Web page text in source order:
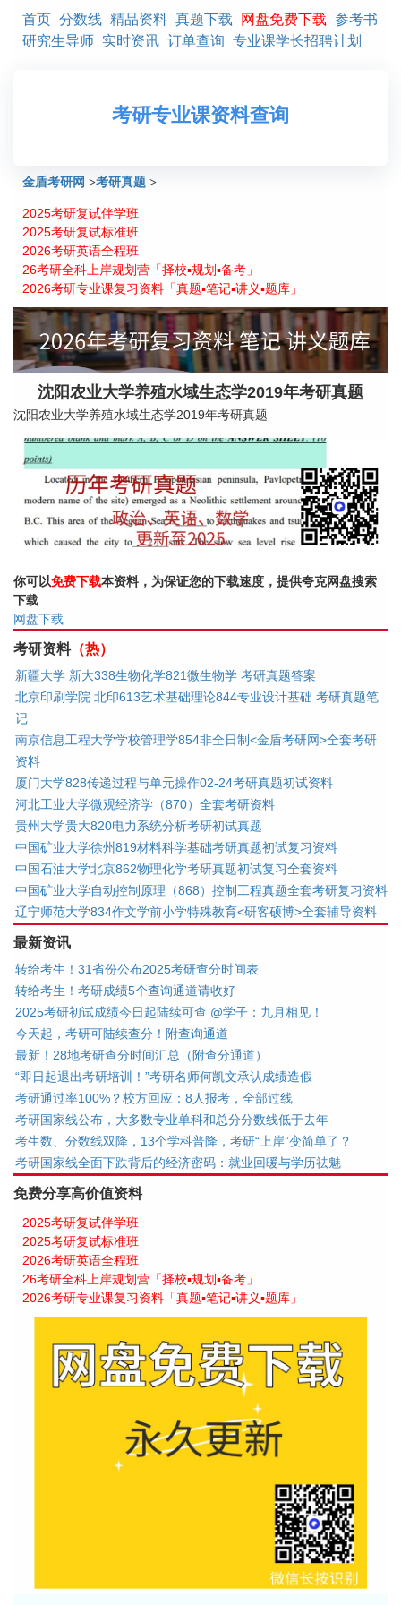
首页 分数线 精品资料 真题下载 网盘免费下载 参考书
研究生导师 实时资讯 订单查询 专业课学长招聘计划
考研专业课资料查询
金盾考研网 >考研真题 >
沈阳农业大学养殖水域生态学2019年考研真题
2025考研复试伴学班
2025考研复试标准班
2026考研英语全程班
26考研全科上岸规划营「择校▪规划▪备考」
2026考研专业课复习资料「真题▪笔记▪讲义▪题库」
沈阳农业大学养殖水域生态学2019年考研真题
沈阳农业大学养殖水域生态学2019年考研真题
你可以免费下载本资料，为保证您的下载速度，提供夸克网盘搜索
下载
网盘下载
考研资料（热）
新疆大学 新大338生物化学821微生物学 考研真题答案
北京印刷学院 北印613艺术基础理论844专业设计基础 考研真题笔
记
南京信息工程大学学校管理学854非全日制<金盾考研网>全套考研
资料
厦门大学828传递过程与单元操作02-24考研真题初试资料
河北工业大学微观经济学（870）全套考研资料
贵州大学贵大820电力系统分析考研初试真题
中国矿业大学徐州819材料科学基础考研真题初试复习资料
中国石油大学北京862物理化学考研真题初试复习全套资料
中国矿业大学自动控制原理（868）控制工程真题全套考研复习资料
辽宁师范大学834作文学前小学特殊教育<研客硕博>全套辅导资料
最新资讯
转给考生！31省份公布2025考研查分时间表
转给考生！考研成绩5个查询通道请收好
2025考研初试成绩今日起陆续可查 @学子：九月相见！
今天起，考研可陆续查分！附查询通道
最新！28地考研查分时间汇总（附查分通道）
“即日起退出考研培训！”考研名师何凯文承认成绩造假
考研通过率100%？校方回应：8人报考，全部过线
考研国家线公布，大多数专业单科和总分分数线低于去年
考生数、分数线双降，13个学科普降，考研“上岸”变简单了？
考研国家线全面下跌背后的经济密码：就业回暖与学历祛魅
免费分享高价值资料
2025考研复试伴学班
2025考研复试标准班
2026考研英语全程班
26考研全科上岸规划营「择校▪规划▪备考」
2026考研专业课复习资料「真题▪笔记▪讲义▪题库」